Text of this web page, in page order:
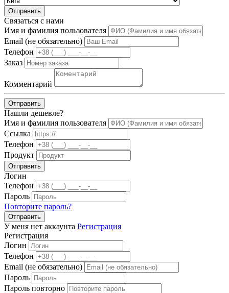
Отправить
Связаться с нами
Имя и фамилия пользователя
Email (не обязательно)
Телефон
Заказ
Комментарий
Отправить
Нашли дешевле?
Имя и фамилия пользователя
Ссылка
Телефон
Продукт
Отправить
Логин
Телефон
Пароль
Повторите пароль?
Отправить
У меня нет аккаунта Регистрация
Регистрация
Логин
Телефон
Email (не обязательно)
Пароль
Пароль повторно